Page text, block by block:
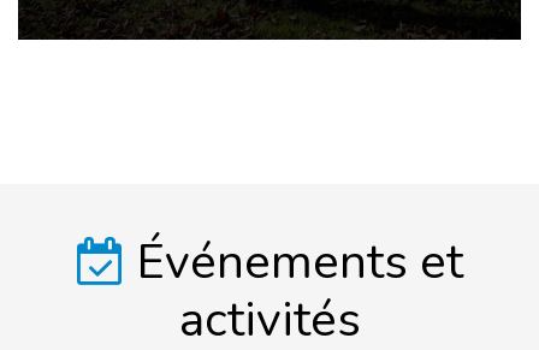
Événements et
activités